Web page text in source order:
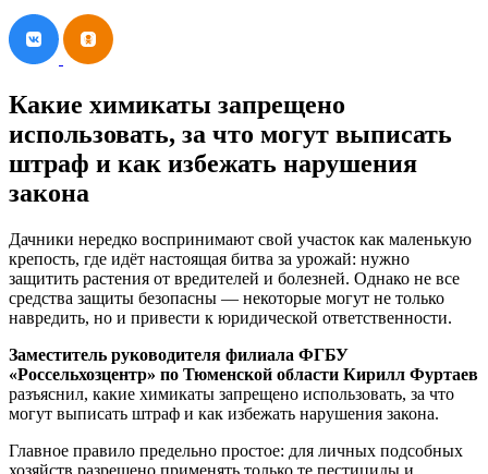
Какие химикаты запрещено
использовать, за что могут выписать
штраф и как избежать нарушения
закона
Дачники нередко воспринимают свой участок как маленькую
крепость, где идёт настоящая битва за урожай: нужно
защитить растения от вредителей и болезней. Однако не все
средства защиты безопасны — некоторые могут не только
навредить, но и привести к юридической ответственности.
Заместитель руководителя филиала ФГБУ
«Россельхозцентр» по Тюменской области Кирилл Фуртаев
разъяснил, какие химикаты запрещено использовать, за что
могут выписать штраф и как избежать нарушения закона.
Главное правило предельно простое: для личных подсобных
хозяйств разрешено применять только те пестициды и